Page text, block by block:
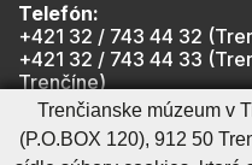
Telefón:
+421 32 / 743 44 32
+421 32 / 743 44 33
Trenčíne)
+421 901 918 825
počas otváracích hodín
Trenčianske múzeum v
(P.O.BOX 120), 912 50